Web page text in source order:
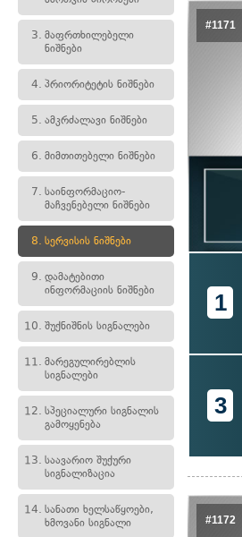
3. მაფრთხილებელი
ნიშნები
4. პრიორიტეტის ნიშნები
5. ამკრძალავი ნიშნები
6. მიმთითებელი ნიშნები
7. საინფორმაციო-
მაჩვენებელი ნიშნები
8. სერვისის ნიშნები
9. დამატებითი
ინფორმაციის ნიშნები
10. შუქნიშნის სიგნალები
11. მარეგულირებლის
სიგნალები
12. სპეციალური სიგნალის
გამოყენება
13. საავარიო შუქური
სიგნალიზაცია
14. სანათი ხელსაწყოები,
ხმოვანი სიგნალი
#1171
1
3
#1172